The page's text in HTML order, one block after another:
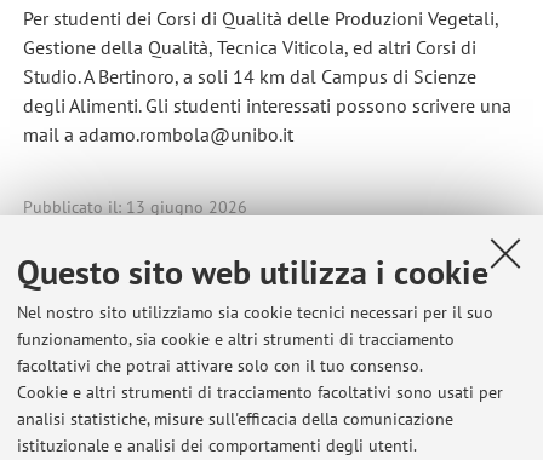
Questo sito web utilizza i cookie
Nel nostro sito utilizziamo sia cookie tecnici necessari per il suo
funzionamento, sia cookie e altri strumenti di tracciamento
facoltativi che potrai attivare solo con il tuo consenso.
Cookie e altri strumenti di tracciamento facoltativi sono usati per
analisi statistiche, misure sull'efficacia della comunicazione
istituzionale e analisi dei comportamenti degli utenti.
Per studenti dei Corsi di Qualità delle Produzioni Vegetali,
Gestione della Qualità, Tecnica Viticola, ed altri Corsi di
Studio. A Bertinoro, a soli 14 km dal Campus di Scienze
degli Alimenti. Gli studenti interessati possono scrivere una
mail a adamo.rombola@unibo.it
Pubblicato il: 13 giugno 2026
Ultimi avvisi
SELF-PRODUCTION OF AGROECOLOGICAL STRAWBERRIES AT
AGROFORESTA MATER, CESENA
Pubblicato il: 06 agosto 2026